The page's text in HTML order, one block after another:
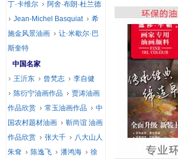
丁·卡维尔
阿舍·布朗·杜兰德
Jean-Michel Basquiat
希
施金风景油画
让·米歇尔·巴
斯奎特
中国名家
王沂东
曾梵志
李自健
陈衍宁油画作品
贾涛油画
作品欣赏
常玉油画作品
中
国农村题材油画
靳尚谊 油画
作品欣赏
张大千
八大山人
朱耷
陈逸飞 潘鸿海
徐